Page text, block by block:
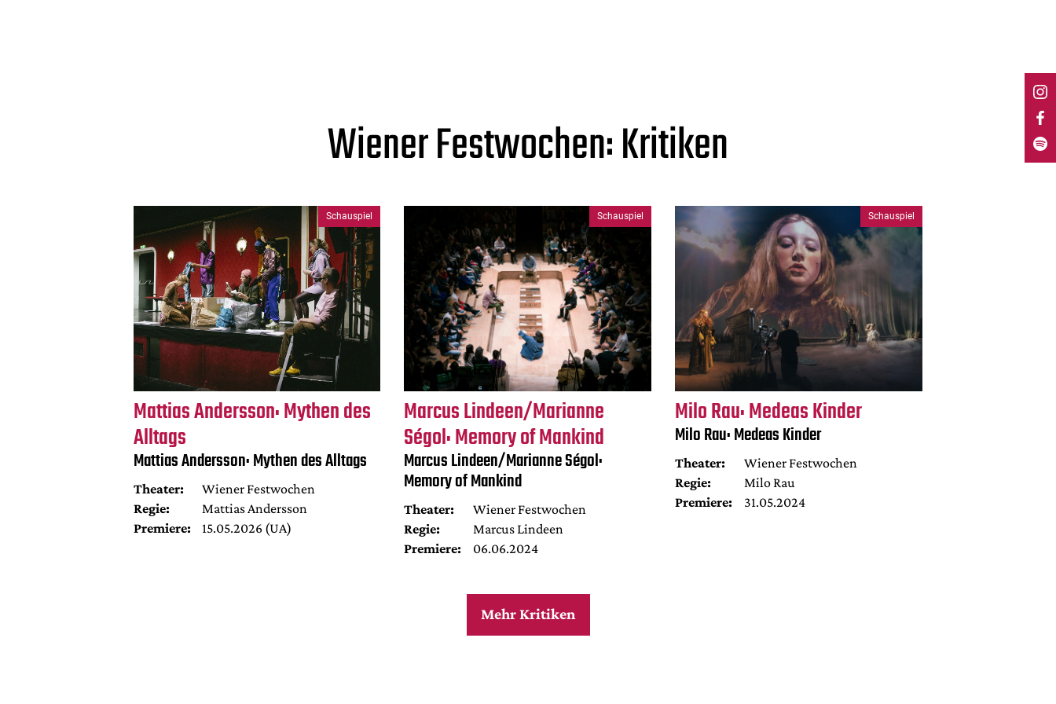
Wiener Festwochen: Kritiken
Schauspiel
Mattias Andersson: Mythen des
Alltags
Mattias Andersson: Mythen des Alltags
Theater:
Wiener Festwochen
Regie:
Mattias Andersson
Premiere:
15.05.2026 (UA)
Schauspiel
Marcus Lindeen/Marianne
Ségol: Memory of Mankind
Marcus Lindeen/Marianne Ségol:
Memory of Mankind
Theater:
Wiener Festwochen
Regie:
Marcus Lindeen
Premiere:
06.06.2024
Schauspiel
Milo Rau: Medeas Kinder
Milo Rau: Medeas Kinder
Theater:
Wiener Festwochen
Regie:
Milo Rau
Premiere:
31.05.2024
Mehr Kritiken